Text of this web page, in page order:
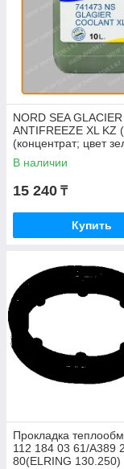
NORD SEA GLACIER
ANTIFREEZE XL KZ
(концентрат; цвет
В наличии
15 240 ₸
Купить
Прокладка
112 184 03 61/A389
80(ELRING 130.250)